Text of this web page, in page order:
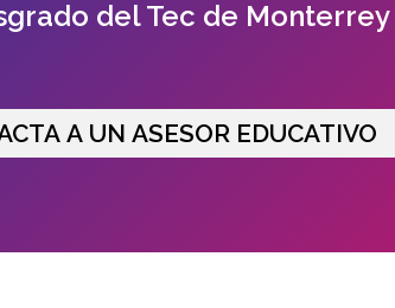
-
-
del Tec de Monterrey
A UN ASESOR EDUCATIVO